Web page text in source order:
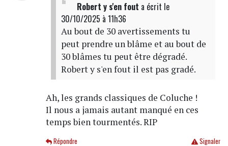
Robert y s'en fout a écrit le
30/10/2025 à 11h36
Au bout de 30 avertissements tu
peut prendre un blâme et au bout de
30 blâmes tu peut être dégradé.
Robert y s'en fout il est pas gradé.
Ah, les grands classiques de Coluche !
Il nous a jamais autant manqué en ces
temps bien tourmentés. RIP
Signaler
Répondre